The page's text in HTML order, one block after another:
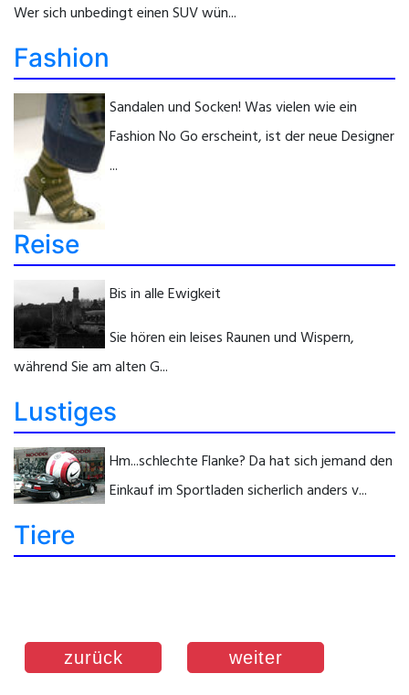
Wer sich unbedingt einen SUV wün...
Fashion
Sandalen und Socken! Was vielen wie ein
Fashion No Go erscheint, ist der neue Designer
...
Reise
Bis in alle Ewigkeit
Sie hören ein leises Raunen und Wispern,
während Sie am alten G...
Lustiges
Hm...schlechte Flanke? Da hat sich jemand den
Einkauf im Sportladen sicherlich anders v...
Tiere
zurück weiter